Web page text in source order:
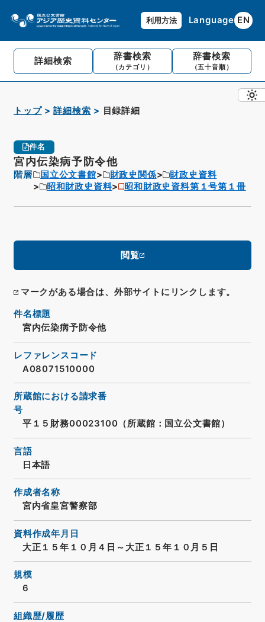
利用方法 Language EN
詳細検索 辞書検索
（カテゴリ）
辞書検索
（五十音順）
トップ 詳細検索 目録詳細
件名
宮内伝染病予防令他
階層 国立公文書館 財政史関係
財政史資料
昭和財政史資料
昭和財政史資料第１号第１冊
閲覧
マークがある場合は、外部サイトにリンクします。
件名標題
宮内伝染病予防令他
レファレンスコード
A08071510000
所蔵館における請求番
号
平１５財務00023100（所蔵館：国立公文書館）
言語
日本語
作成者名称
宮内省皇宮警察部
資料作成年月日
大正１５年１０月４日～大正１５年１０月５日
規模
6
組織歴/履歴